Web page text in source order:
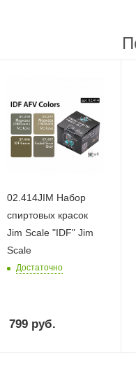
02.414JIM Набор
спиртовых красок
Jim Scale "IDF" Jim
Scale
Достаточно
799руб.